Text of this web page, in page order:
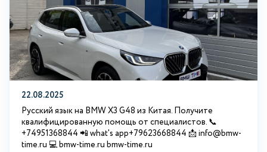
22.08.2025
Русский язык на BMW X3 G48 из Китая. Получите
квалифицированную помощь от специалистов. 📞
+74951368844 📲 what's app+79623668844 📩 info@bmw-
time.ru 💻 bmw-time.ru bmw-time.ru